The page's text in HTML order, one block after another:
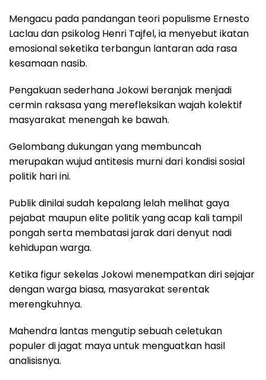
Mengacu pada pandangan teori populisme Ernesto
Laclau dan psikolog Henri Tajfel, ia menyebut ikatan
emosional seketika terbangun lantaran ada rasa
kesamaan nasib.
Pengakuan sederhana Jokowi beranjak menjadi
cermin raksasa yang merefleksikan wajah kolektif
masyarakat menengah ke bawah.
Gelombang dukungan yang membuncah
merupakan wujud antitesis murni dari kondisi sosial
politik hari ini.
Publik dinilai sudah kepalang lelah melihat gaya
pejabat maupun elite politik yang acap kali tampil
pongah serta membatasi jarak dari denyut nadi
kehidupan warga.
Ketika figur sekelas Jokowi menempatkan diri sejajar
dengan warga biasa, masyarakat serentak
merengkuhnya.
Mahendra lantas mengutip sebuah celetukan
populer di jagat maya untuk menguatkan hasil
analisisnya.